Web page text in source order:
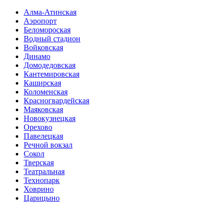
Алма-Атинская
Аэропорт
Беломороская
Водный стадион
Войковская
Динамо
Домоде­довская
Кантеми­ровская
Каширская
Коломенская
Красногвар­дейская
Маяковская
Новокузнецкая
Орехово
Павелецкая
Речной вокзал
Сокол
Тверская
Театральная
Технопарк
Ховрино
Царицыно